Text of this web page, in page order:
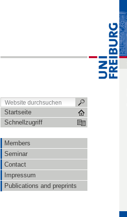
Startseite
Schnellzugriff
Members
Seminar
Contact
Impressum
Publications and preprints